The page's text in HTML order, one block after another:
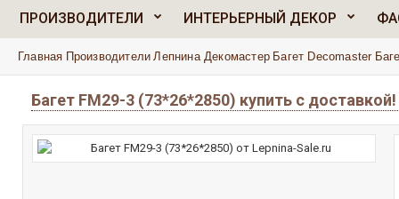
ПРОИЗВОДИТЕЛИ ИНТЕРЬЕРНЫЙ ДЕКОР
Главная Производители Лепнина Декомастер Багет Decomaster
Багет FM29-3 (73*26*2850) купить с